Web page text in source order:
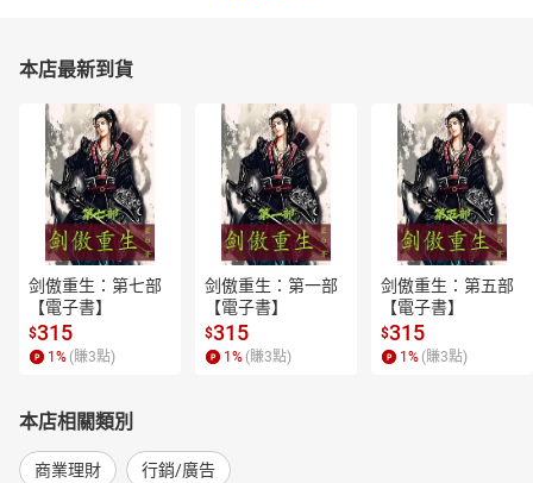
本店最新到貨
剑傲重生：第七部
【電子書】
$315
1 % (賺3點)
剑傲重生：第一部
【電子書】
$315
1 % (賺3點)
剑傲重生：第五部
【電子書】
$315
1 % (賺3點)
本店相關類別
商業理財 行銷/廣告